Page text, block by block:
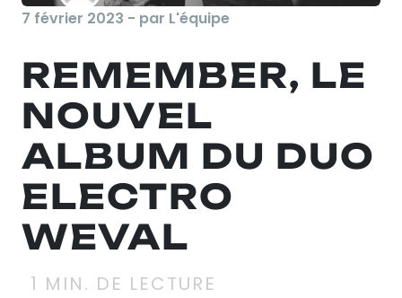
7 février 2023 - par L'équipe
REMEMBER, LE
NOUVEL
ALBUM DU DUO
ELECTRO
WEVAL
1 MIN. DE LECTURE